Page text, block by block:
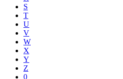
S
T
U
V
W
X
Y
Z
0